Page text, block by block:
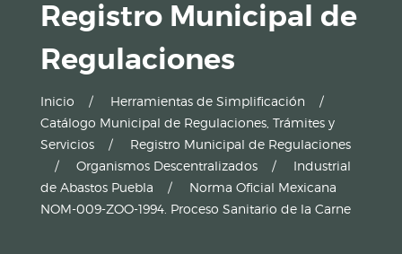
Registro Municipal de
Regulaciones
Inicio
Herramientas de Simplificación
Catálogo Municipal de Regulaciones, Trámites y
Servicios
Registro Municipal de Regulaciones
Organismos Descentralizados
Industrial
de Abastos Puebla
Norma Oficial Mexicana
NOM-009-ZOO-1994. Proceso Sanitario de la Carne